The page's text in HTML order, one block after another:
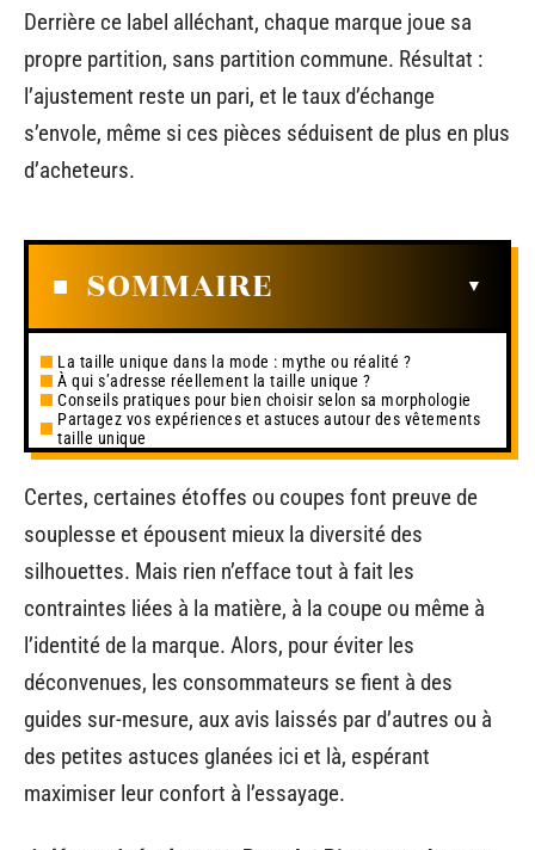
Derrière ce label alléchant, chaque marque joue sa
propre partition, sans partition commune. Résultat :
l’ajustement reste un pari, et le taux d’échange
s’envole, même si ces pièces séduisent de plus en plus
d’acheteurs.
SOMMAIRE
La taille unique dans la mode : mythe ou réalité ?
À qui s’adresse réellement la taille unique ?
Conseils pratiques pour bien choisir selon sa morphologie
Partagez vos expériences et astuces autour des vêtements
taille unique
Certes, certaines étoffes ou coupes font preuve de
souplesse et épousent mieux la diversité des
silhouettes. Mais rien n’efface tout à fait les
contraintes liées à la matière, à la coupe ou même à
l’identité de la marque. Alors, pour éviter les
déconvenues, les consommateurs se fient à des
guides sur-mesure, aux avis laissés par d’autres ou à
des petites astuces glanées ici et là, espérant
maximiser leur confort à l’essayage.